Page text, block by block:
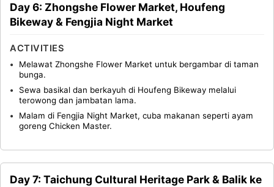
Day 6: Zhongshe Flower Market, Houfeng
Bikeway & Fengjia Night Market
ACTIVITIES
Melawat Zhongshe Flower Market untuk bergambar di taman
bunga.
Sewa basikal dan berkayuh di Houfeng Bikeway melalui
terowong dan jambatan lama.
Malam di Fengjia Night Market, cuba makanan seperti ayam
goreng Chicken Master.
Day 7: Taichung Cultural Heritage Park & Balik ke